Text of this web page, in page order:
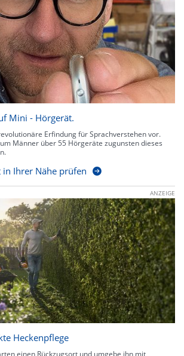
Mini - Hörgerät.
Erfindung für Sprachverstehen vor.
Männer über 55 Hörgeräte zugunsten dieses
in Ihrer Nähe prüfen
ANZEIGE
Heckenpflege
einen Rückzugsort und umgebe ihn mit